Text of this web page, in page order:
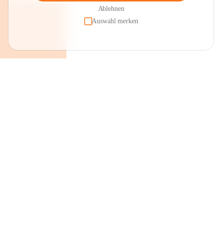
Ablehnen
Auswahl merken